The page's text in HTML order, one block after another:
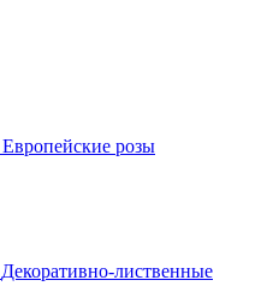
Европейские розы
Декоративно-лиственные